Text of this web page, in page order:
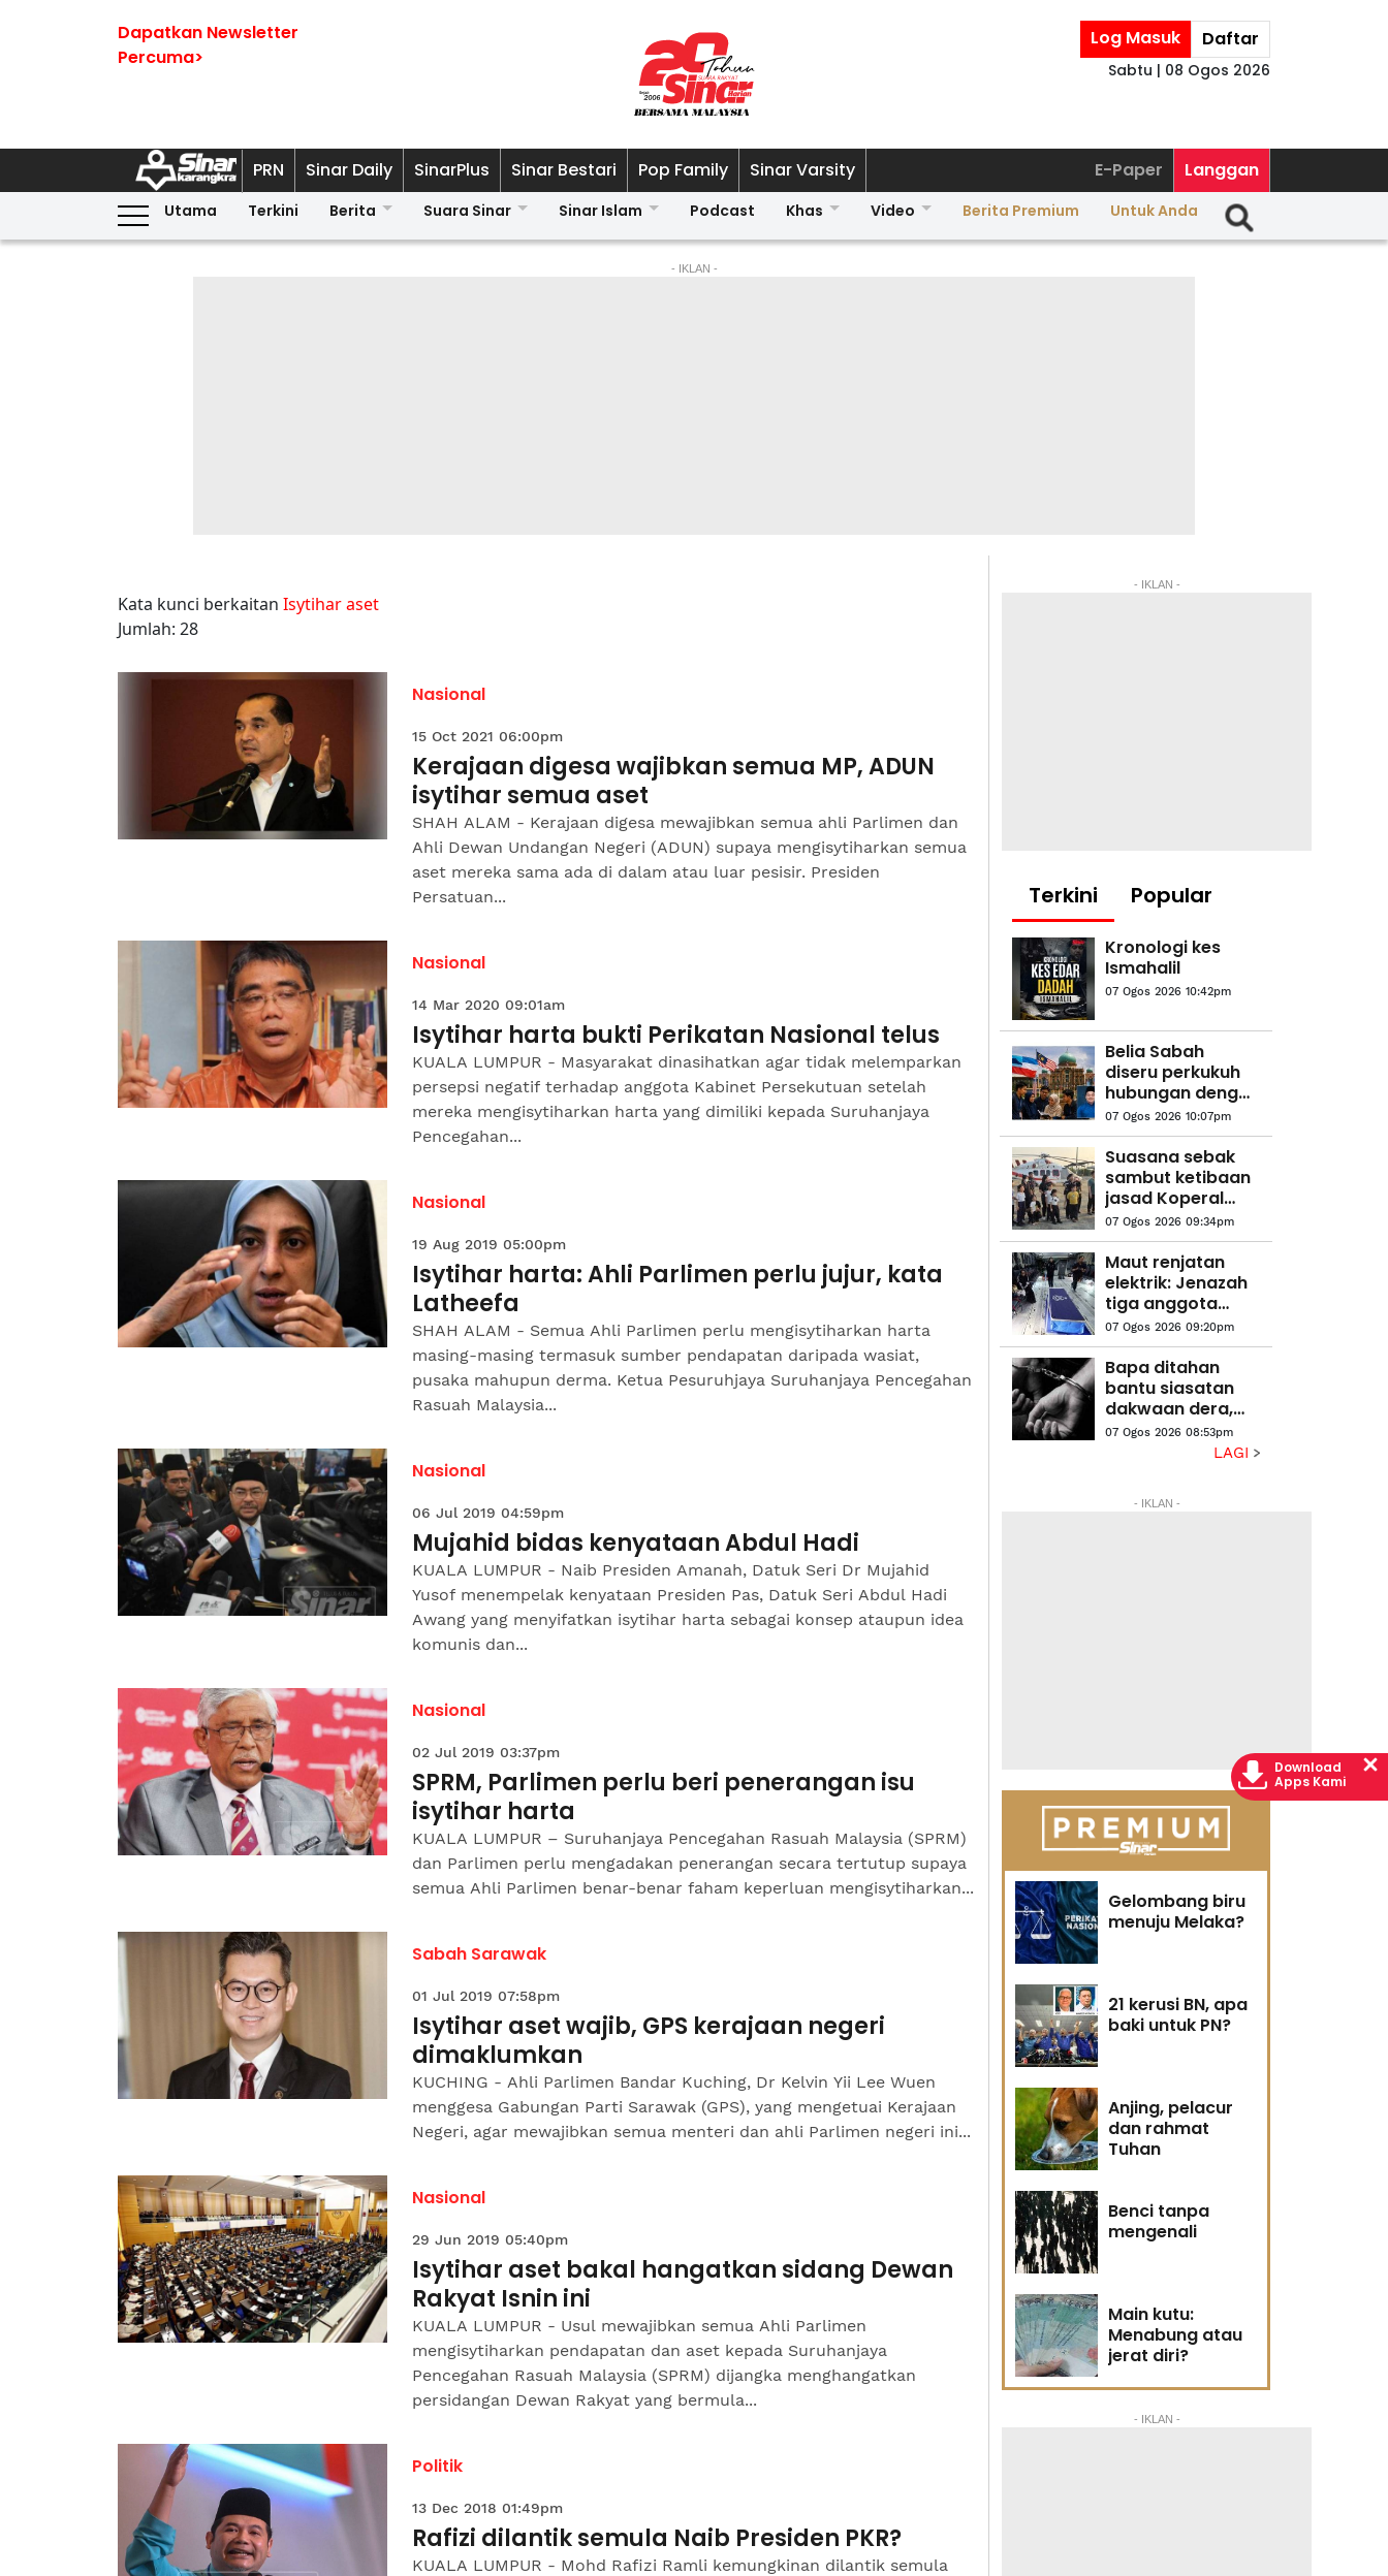
Dapatkan Newsletter
Percuma>
Log Masuk Daftar
Sabtu | 08 Ogos 2026
PRN Sinar Daily SinarPlus Sinar Bestari Pop Family Sinar Varsity E-Paper Langgan
Utama Terkini Berita Suara Sinar Sinar Islam Podcast Khas Video Berita Premium Untuk Anda
- IKLAN -
Kata kunci berkaitan Isytihar aset
Jumlah: 28
Nasional
15 Oct 2021 06:00pm
Kerajaan digesa wajibkan semua MP, ADUN
isytihar semua aset
SHAH ALAM - Kerajaan digesa mewajibkan semua ahli Parlimen dan
Ahli Dewan Undangan Negeri (ADUN) supaya mengisytiharkan semua
aset mereka sama ada di dalam atau luar pesisir. Presiden
Persatuan...
Nasional
14 Mar 2020 09:01am
Isytihar harta bukti Perikatan Nasional telus
KUALA LUMPUR - Masyarakat dinasihatkan agar tidak melemparkan
persepsi negatif terhadap anggota Kabinet Persekutuan setelah
mereka mengisytiharkan harta yang dimiliki kepada Suruhanjaya
Pencegahan...
Nasional
19 Aug 2019 05:00pm
Isytihar harta: Ahli Parlimen perlu jujur, kata
Latheefa
SHAH ALAM - Semua Ahli Parlimen perlu mengisytiharkan harta
masing-masing termasuk sumber pendapatan daripada wasiat,
pusaka mahupun derma. Ketua Pesuruhjaya Suruhanjaya Pencegahan
Rasuah Malaysia...
Nasional
06 Jul 2019 04:59pm
Mujahid bidas kenyataan Abdul Hadi
KUALA LUMPUR - Naib Presiden Amanah, Datuk Seri Dr Mujahid
Yusof menempelak kenyataan Presiden Pas, Datuk Seri Abdul Hadi
Awang yang menyifatkan isytihar harta sebagai konsep ataupun idea
komunis dan...
Nasional
02 Jul 2019 03:37pm
SPRM, Parlimen perlu beri penerangan isu
isytihar harta
KUALA LUMPUR – Suruhanjaya Pencegahan Rasuah Malaysia (SPRM)
dan Parlimen perlu mengadakan penerangan secara tertutup supaya
semua Ahli Parlimen benar-benar faham keperluan mengisytiharkan...
Sabah Sarawak
01 Jul 2019 07:58pm
Isytihar aset wajib, GPS kerajaan negeri
dimaklumkan
KUCHING - Ahli Parlimen Bandar Kuching, Dr Kelvin Yii Lee Wuen
menggesa Gabungan Parti Sarawak (GPS), yang mengetuai Kerajaan
Negeri, agar mewajibkan semua menteri dan ahli Parlimen negeri ini...
Nasional
29 Jun 2019 05:40pm
Isytihar aset bakal hangatkan sidang Dewan
Rakyat Isnin ini
KUALA LUMPUR - Usul mewajibkan semua Ahli Parlimen
mengisytiharkan pendapatan dan aset kepada Suruhanjaya
Pencegahan Rasuah Malaysia (SPRM) dijangka menghangatkan
persidangan Dewan Rakyat yang bermula...
Politik
13 Dec 2018 01:49pm
Rafizi dilantik semula Naib Presiden PKR?
KUALA LUMPUR - Mohd Rafizi Ramli kemungkinan dilantik semula
- IKLAN -
Terkini Popular
Kronologi kes
Ismahalil
07 Ogos 2026 10:42pm
Belia Sabah
diseru perkukuh
hubungan dengan
Putrajaya
07 Ogos 2026 10:07pm
Suasana sebak
sambut ketibaan
jasad Koperal
Teck Siong
07 Ogos 2026 09:34pm
Maut renjatan
elektrik: Jenazah
tiga anggota
polis
diterbangkan
pulang ke
kampung
halaman
07 Ogos 2026 09:20pm
Bapa ditahan
bantu siasatan
dakwaan dera,
gangguan
seksual dua anak
07 Ogos 2026 08:53pm
LAGI
- IKLAN -
Gelombang biru
menuju Melaka?
21 kerusi BN, apa
baki untuk PN?
Anjing, pelacur
dan rahmat
Tuhan
Benci tanpa
mengenali
Main kutu:
Menabung atau
jerat diri?
- IKLAN -
Download
Apps Kami